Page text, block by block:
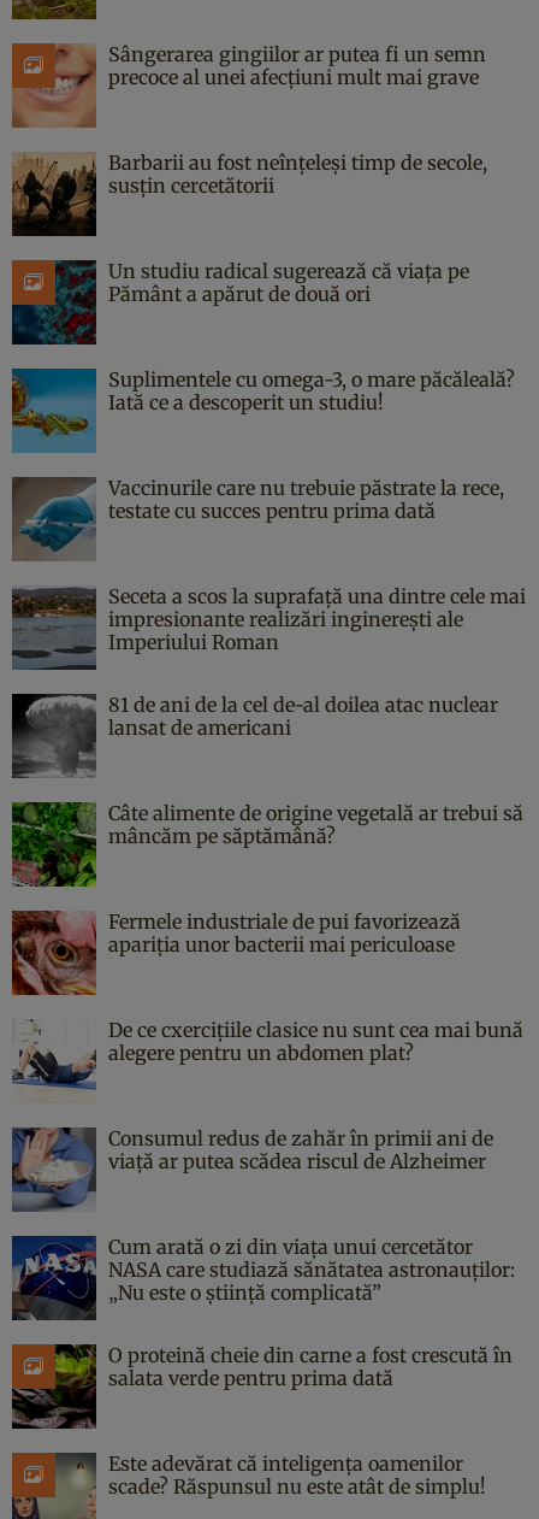
Sângerarea gingiilor ar putea fi un semn
precoce al unei afecțiuni mult mai grave
Barbarii au fost neînțeleși timp de secole,
susțin cercetătorii
Un studiu radical sugerează că viața pe
Pământ a apărut de două ori
Suplimentele cu omega-3, o mare păcăleală?
Iată ce a descoperit un studiu!
Vaccinurile care nu trebuie păstrate la rece,
testate cu succes pentru prima dată
Seceta a scos la suprafață una dintre cele mai
impresionante realizări inginerești ale
Imperiului Roman
81 de ani de la cel de-al doilea atac nuclear
lansat de americani
Câte alimente de origine vegetală ar trebui să
mâncăm pe săptămână?
Fermele industriale de pui favorizează
apariția unor bacterii mai periculoase
De ce cxercițiile clasice nu sunt cea mai bună
alegere pentru un abdomen plat?
Consumul redus de zahăr în primii ani de
viață ar putea scădea riscul de Alzheimer
Cum arată o zi din viața unui cercetător
NASA care studiază sănătatea astronauților:
„Nu este o știință complicată”
O proteină cheie din carne a fost crescută în
salata verde pentru prima dată
Este adevărat că inteligența oamenilor
scade? Răspunsul nu este atât de simplu!